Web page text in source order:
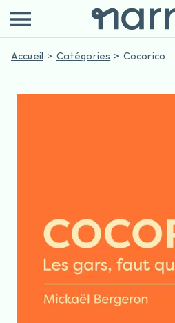
Accueil Catégories Cocorico